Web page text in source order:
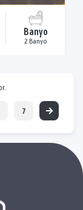
Banyo
2 Banyo
7